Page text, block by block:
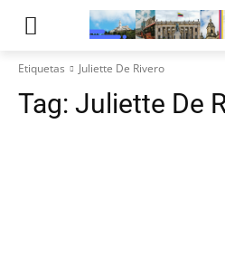
Etiquetas Juliette De Rivero
Tag: Juliette De